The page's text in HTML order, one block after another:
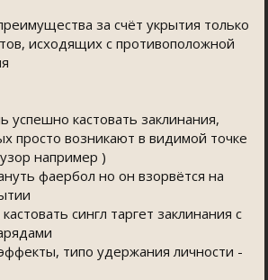
за счёт укрытия только
исходящих с противоположной
успешно кастовать заклинания,
просто возникают в видимой точке
например )
фаербол но он взорвётся на
сингл таргет заклинания с
типо удержания личности -